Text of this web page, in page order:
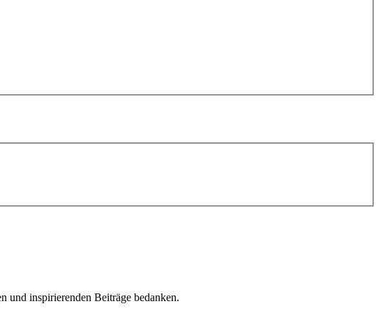
und inspirierenden Beiträge bedanken.